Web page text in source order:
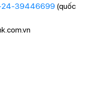
39446699 (quốc